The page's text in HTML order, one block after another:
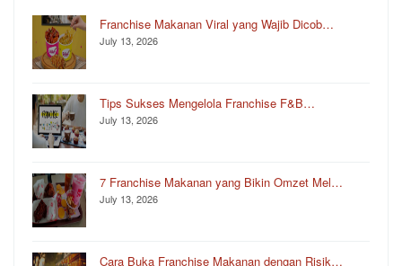
Franchise Makanan Viral yang Wajib Dicob…
July 13, 2026
Tips Sukses Mengelola Franchise F&B…
July 13, 2026
7 Franchise Makanan yang Bikin Omzet Mel…
July 13, 2026
Cara Buka Franchise Makanan dengan Risik…